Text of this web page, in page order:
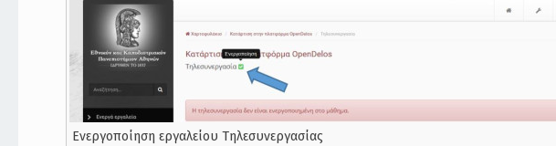
Ενεργοποίηση εργαλείου Τηλεσυνεργασίας